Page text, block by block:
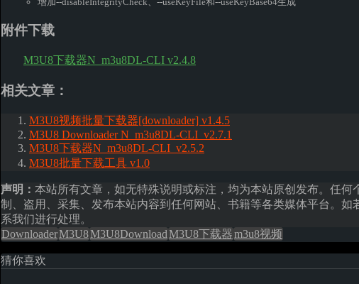
附件下载
M3U8下载器N_m3u8DL-CLI v2.4.8
相关文章：
M3U8视频批量下载器[downloader] v1.4.5
M3U8 Downloader N_m3u8DL-CLI_v2.7.1
M3U8下载器N_m3u8DL-CLI_v2.5.2
M3U8批量下载工具 v1.0
声明： 本站所有文章，如无特殊说明或标注，均为本站原创发布。任何
制、盗用、采集、发布本站内容到任何网站、书籍等各类媒体平台。
系我们进行处理。
DownloaderM3U8M3U8DownloadM3U8下载器m3u8视频
猜你喜欢